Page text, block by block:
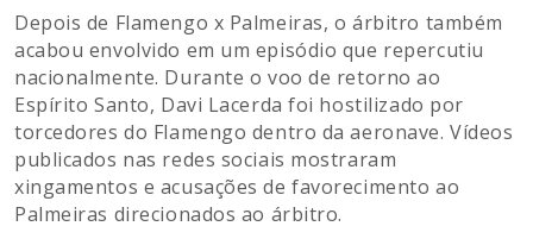
Depois de Flamengo x Palmeiras, o árbitro também
acabou envolvido em um episódio que repercutiu
nacionalmente. Durante o voo de retorno ao
Espírito Santo, Davi Lacerda foi hostilizado por
torcedores do Flamengo dentro da aeronave. Vídeos
publicados nas redes sociais mostraram
xingamentos e acusações de favorecimento ao
Palmeiras direcionados ao árbitro.